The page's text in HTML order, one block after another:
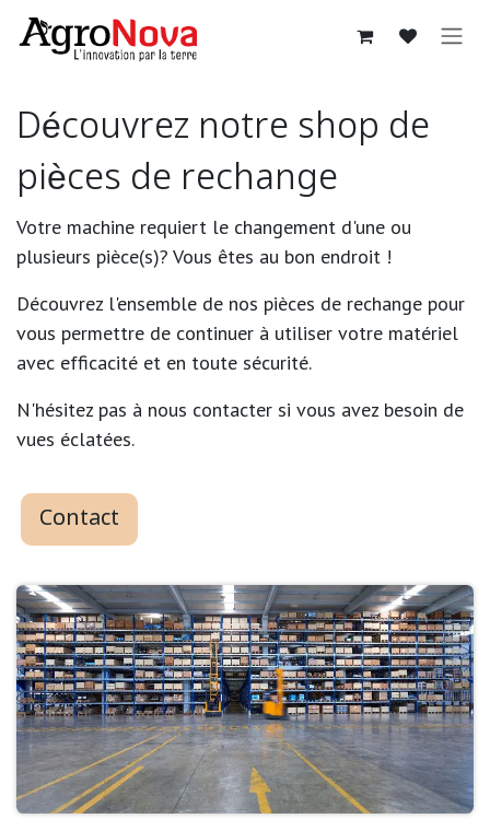
Découvrez notre shop de
pièces de rechange
Votre machine requiert le changement d'une ou
plusieurs pièce(s)? Vous êtes au bon endroit !
Découvrez l'ensemble de nos pièces de rechange pour
vous permettre de continuer à utiliser votre matériel
avec efficacité et en toute sécurité.
N'hésitez pas à nous contacter si vous avez besoin de
vues éclatées.
Contact